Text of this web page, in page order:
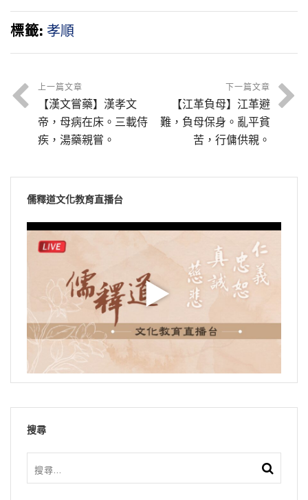
嘗。
標籤: 孝順
上一篇文章
【漢文嘗藥】漢孝文
帝，母病在床。三載侍
疾，湯藥親嘗。
下一篇文章
【江革負母】江革避
難，負母保身。亂平貧
苦，行傭供親。
儒釋道文化教育直播台
搜尋